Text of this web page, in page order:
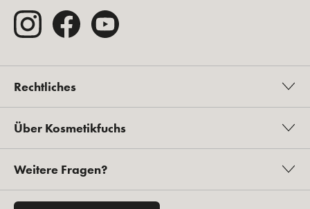
Rechtliches
Über Kosmetikfuchs
Weitere Fragen?